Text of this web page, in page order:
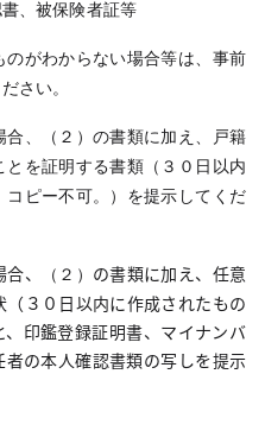
、被保険者証等
わからない場合等は、事前
さい。
、（２）の書類に加え、戸籍
を証明する書類（３０日以内
ピー不可。）を提示してくだ
、 （２） の書類に加え、任意
３０日以内に作成されたもの
印鑑登録証明書、マイナンバ
の本人確認書類の写しを提示